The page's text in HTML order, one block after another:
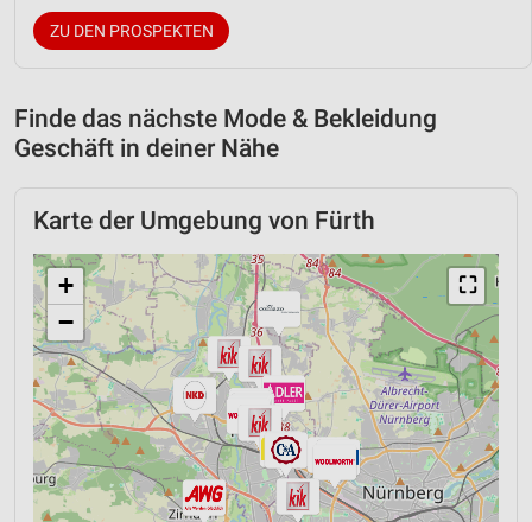
ZU DEN PROSPEKTEN
Finde das nächste Mode & Bekleidung
Geschäft in deiner Nähe
Karte der Umgebung von Fürth
⛶
+
−